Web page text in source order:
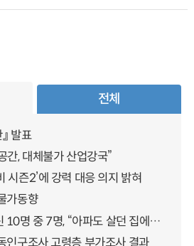
전체
발표
, 대체불가 산업강국”
시즌2’에 강력 대응 의지 밝혀
가동향
장기요양 재가 어르신 10명 중 7명, “아파도 살던 집에서 살겠다” 「2025년 장기요양실태조사」 결과 발표
구조사 고령층 부가조사 결과